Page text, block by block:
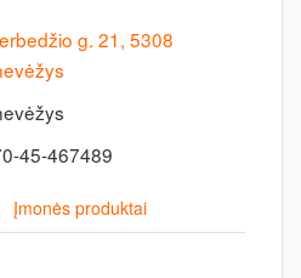
g. 21, 5308
45-467489
Įmonės produktai